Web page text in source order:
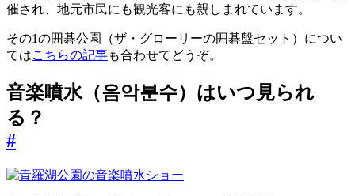
催され、地元市民にも観光客にも親しまれています。
その1の囲碁公園（ザ・グローリーの囲碁盤セット）につい
てはこちらの記事も合わせてどうぞ。
音楽噴水（음악분수）はいつ見られ
る？
#